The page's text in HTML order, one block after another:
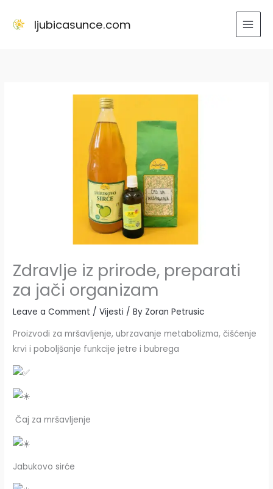
ljubicasunce.com
Zdravlje iz prirode, preparati
za jači organizam
Leave a Comment /Vijesti / By Zoran Petrusic
Proizvodi za mršavljenje, ubrzavanje metabolizma, čišćenje
krvi i poboljšanje funkcije jetre i bubrega
Čaj za mršavljenje
Jabukovo sirće